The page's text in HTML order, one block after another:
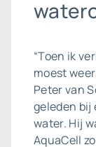
“Toen ik
moest
Peter van
geleden bij
water. Hij
AquaCell